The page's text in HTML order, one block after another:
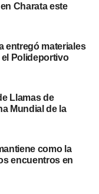
Charata este
entregó materiales
Polideportivo
Llamas de
Mundial de la
como la
encuentros en